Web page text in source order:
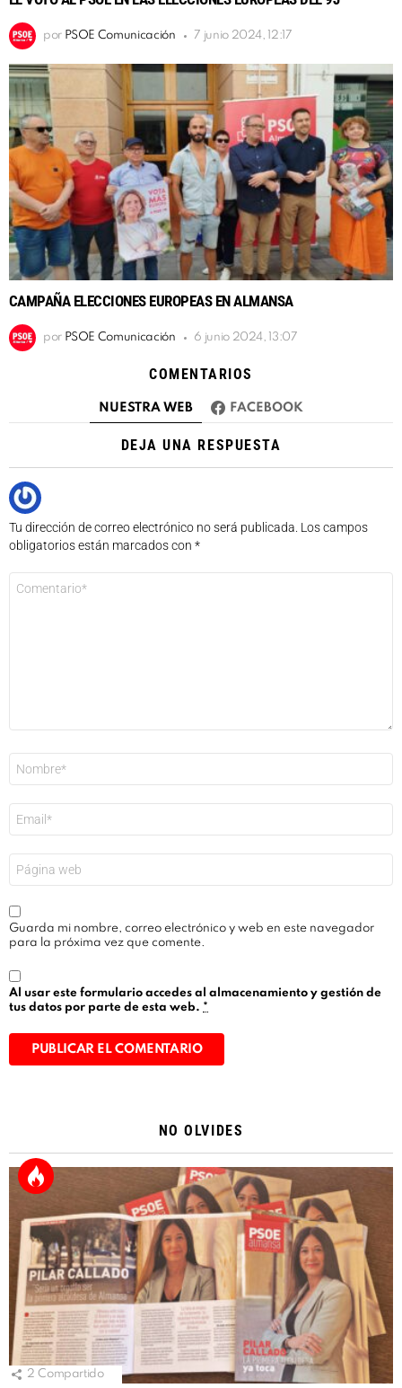
por PSOE Comunicación 7 junio 2024, 12:17
CAMPAÑA ELECCIONES EUROPEAS EN ALMANSA
por PSOE Comunicación 6 junio 2024, 13:07
COMENTARIOS
NUESTRA WEB FACEBOOK
DEJA UNA RESPUESTA
Tu dirección de correo electrónico no será publicada. Los campos
obligatorios están marcados con *
electrónico
*
Guarda mi nombre, correo electrónico y web en este navegador
para la próxima vez que comente.
Al usar este formulario accedes al almacenamiento y gestión de
tus datos por parte de esta web. *
NO OLVIDES
2 Compartido